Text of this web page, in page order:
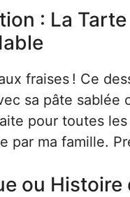
: La
fraises ! Ce
sa pâte sablée
pour toutes
par ma famille.
ou Histoire